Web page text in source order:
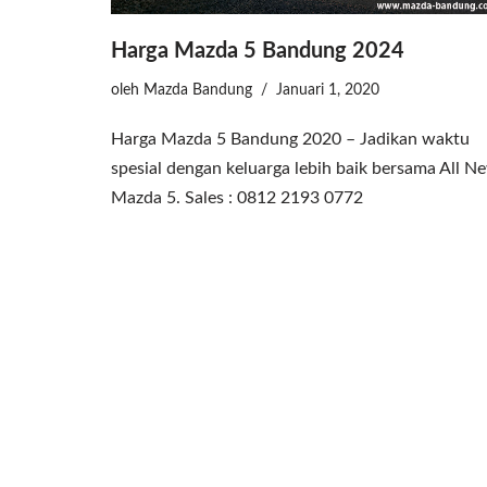
Harga Mazda 5 Bandung 2024
oleh Mazda Bandung Januari 1, 2020
Harga Mazda 5 Bandung 2020 – Jadikan waktu
spesial dengan keluarga lebih baik bersama All
Mazda 5. Sales : 0812 2193 0772